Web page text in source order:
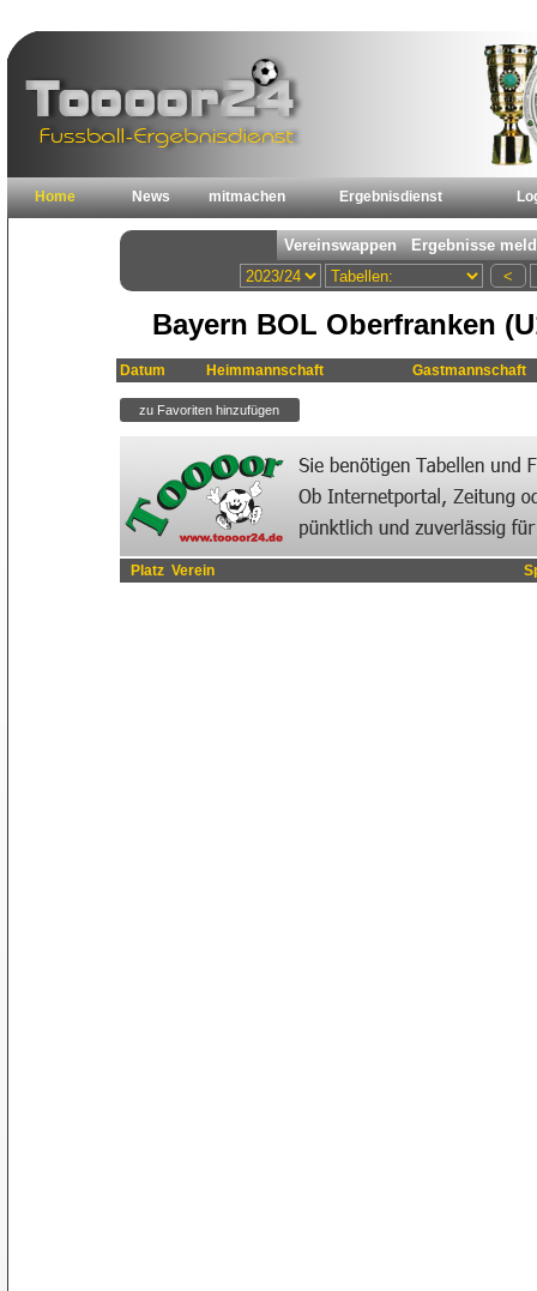
Home News mitmachen Ergebnisdienst
Bayern BOL Oberfranken
Datum Heimmannschaft Gastmannschaft
Platz Verein